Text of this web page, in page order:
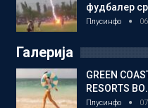
фудбалер
Плусинфо
Галерија
GREEN
RESORTS
Плусинфо